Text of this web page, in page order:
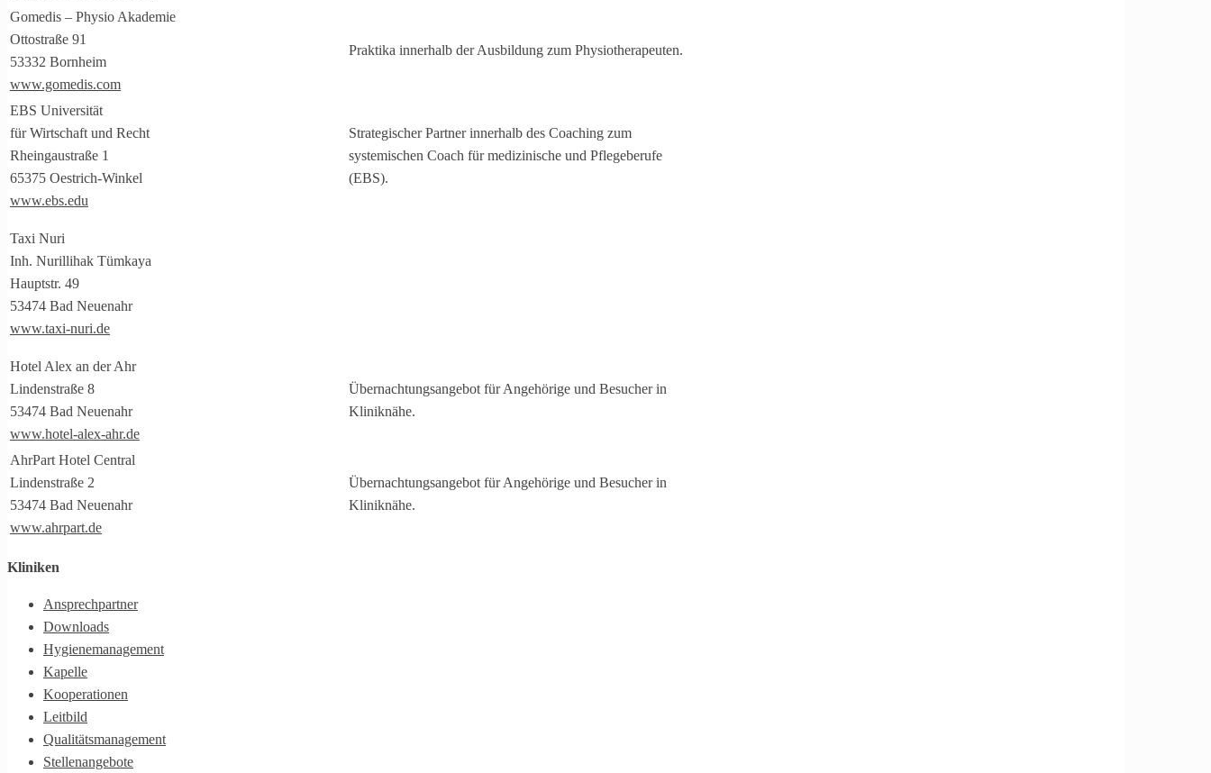
Gomedis – Physio Akademie
Ottostraße 91
53332 Bornheim
www.gomedis.com
Praktika innerhalb der Ausbildung zum Physiotherapeuten.
EBS Universität
für Wirtschaft und Recht
Rheingaustraße 1
65375 Oestrich-Winkel
www.ebs.edu
Strategischer Partner innerhalb des Coaching zum
systemischen Coach für medizinische und Pflegeberufe
(EBS).
Taxi Nuri
Inh. Nurillihak Tümkaya
Hauptstr. 49
53474 Bad Neuenahr
www.taxi-nuri.de
Hotel Alex an der Ahr
Lindenstraße 8
53474 Bad Neuenahr
www.hotel-alex-ahr.de
Übernachtungsangebot für Angehörige und Besucher in
Kliniknähe.
AhrPart Hotel Central
Lindenstraße 2
53474 Bad Neuenahr
www.ahrpart.de
Übernachtungsangebot für Angehörige und Besucher in
Kliniknähe.
Kliniken
Ansprechpartner
Downloads
Hygienemanagement
Kapelle
Kooperationen
Leitbild
Qualitätsmanagement
Stellenangebote